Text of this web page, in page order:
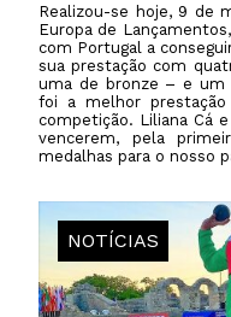
Realizou-se hoje, 9 de
Europa de
com Portugal a
sua prestação com
uma de bronze – e um
foi a melhor
competição. Liliana Cá
vencerem, pela
medalhas para o nosso
NOTÍCIAS